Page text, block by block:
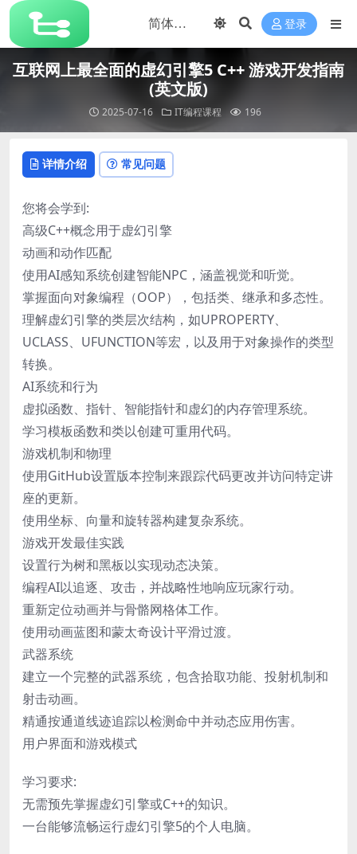
登录
互联网上最全面的虚幻引擎5 C++ 游戏开发指南
(英文版)
2025-07-16 IT编程课程 196
详情介绍 常见问题
您将会学到:
高级C++概念用于虚幻引擎
动画和动作匹配
使用AI感知系统创建智能NPC，涵盖视觉和听觉。
掌握面向对象编程（OOP），包括类、继承和多态性。
理解虚幻引擎的类层次结构，如UPROPERTY、
UCLASS、UFUNCTION等宏，以及用于对象操作的类型
转换。
AI系统和行为
虚拟函数、指针、智能指针和虚幻的内存管理系统。
学习模板函数和类以创建可重用代码。
游戏机制和物理
使用GitHub设置版本控制来跟踪代码更改并访问特定讲
座的更新。
使用坐标、向量和旋转器构建复杂系统。
游戏开发最佳实践
设置行为树和黑板以实现动态决策。
编程AI以追逐、攻击，并战略性地响应玩家行动。
重新定位动画并与骨骼网格体工作。
使用动画蓝图和蒙太奇设计平滑过渡。
武器系统
建立一个完整的武器系统，包含拾取功能、投射机制和
射击动画。
精通按通道线迹追踪以检测命中并动态应用伤害。
用户界面和游戏模式
学习要求:
无需预先掌握虚幻引擎或C++的知识。
一台能够流畅运行虚幻引擎5的个人电脑。